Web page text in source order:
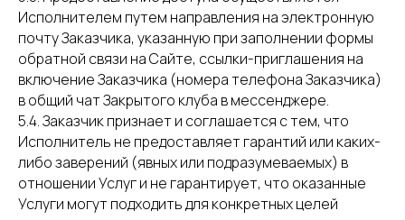
Исполнителем путем направления на электронную
почту Заказчика, указанную при заполнении формы
обратной связи на Сайте, ссылки-приглашения на
включение Заказчика (номера телефона Заказчика)
в общий чат Закрытого клуба в мессенджере.
5.4. Заказчик признает и соглашается с тем, что
Исполнитель не предоставляет гарантий или каких-
либо заверений (явных или подразумеваемых) в
отношении Услуг и не гарантирует, что оказанные
Услуги могут подходить для конкретных целей